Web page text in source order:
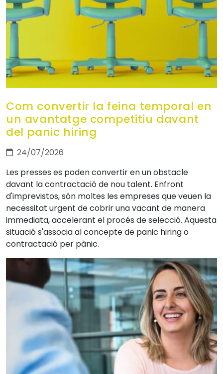
Com convertir la feina temporal en
un avantatge competitiu davant
del panic hiring
24/07/2026
Les presses es poden convertir en un obstacle
davant la contractació de nou talent. Enfront
d'imprevistos, són moltes les empreses que veuen la
necessitat urgent de cobrir una vacant de manera
immediata, accelerant el procés de selecció. Aquesta
situació s'associa al concepte de panic hiring o
contractació per pànic.